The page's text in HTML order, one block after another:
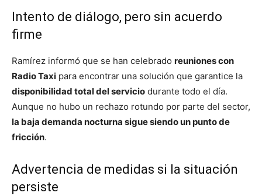
Intento de diálogo, pero sin acuerdo
firme
Ramírez informó que se han celebrado reuniones con
Radio Taxi para encontrar una solución que garantice la
disponibilidad total del servicio durante todo el día.
Aunque no hubo un rechazo rotundo por parte del sector,
la baja demanda nocturna sigue siendo un punto de
fricción.
Advertencia de medidas si la situación
persiste